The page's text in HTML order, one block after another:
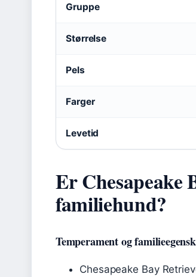
Retriever
Gruppe
Størrelse
Pels
Farger
Levetid
Er Chesapeake
familiehund?
Temperament og
Chesapeake Bay